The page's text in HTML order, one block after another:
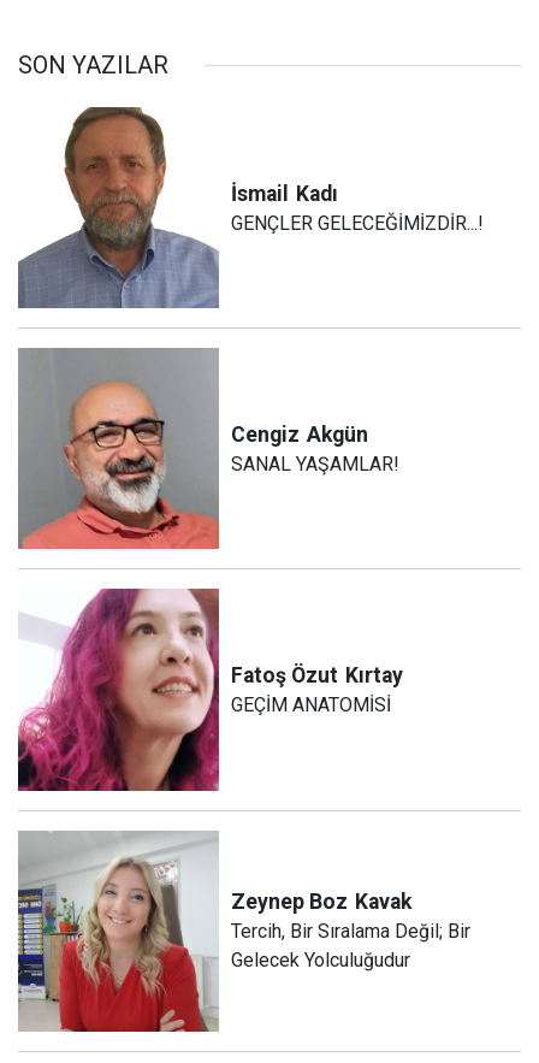
SON YAZILAR
İsmail Kadı
GENÇLER GELECEĞİMİZDİR...!
Cengiz Akgün
SANAL YAŞAMLAR!
Fatoş Özut Kırtay
GEÇİM ANATOMİSİ
Zeynep Boz Kavak
Tercih, Bir Sıralama Değil; Bir
Gelecek Yolculuğudur